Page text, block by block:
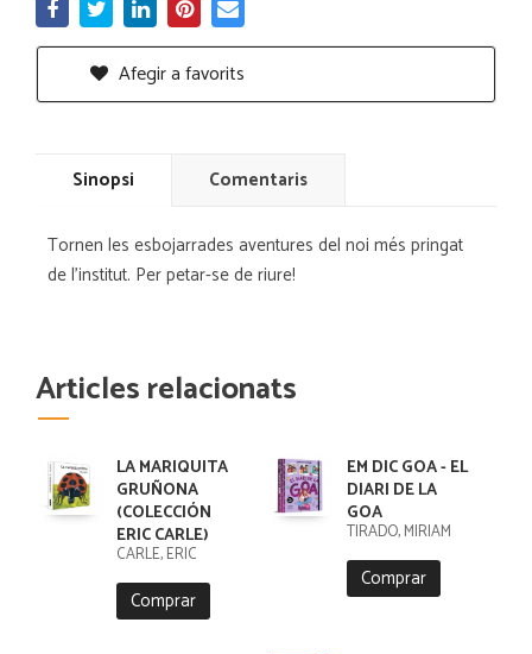
Afegir a favorits
Sinopsi Comentaris
Tornen les esbojarrades aventures del noi més pringat
de l'institut. Per petar-se de riure!
Articles relacionats
LA MARIQUITA
GRUÑONA
(COLECCIÓN
ERIC CARLE)
CARLE, ERIC
Comprar
EM DIC GOA - EL
DIARI DE LA
GOA
TIRADO, MIRIAM
Comprar